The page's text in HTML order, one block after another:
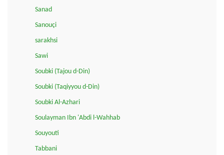
Sanad
Sanouçi
sarakhsi
Sawi
Soubki (Tajou d-Din)
Soubki (Taqiyyou d-Din)
Soubki Al-Azhari
Soulayman Ibn 'Abdi l-Wahhab
Souyouti
Tabbani